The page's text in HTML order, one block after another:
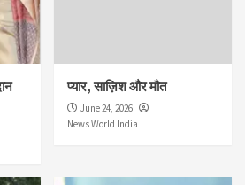
प्यार, साज़िश और मौत
June 24, 2026
News World India